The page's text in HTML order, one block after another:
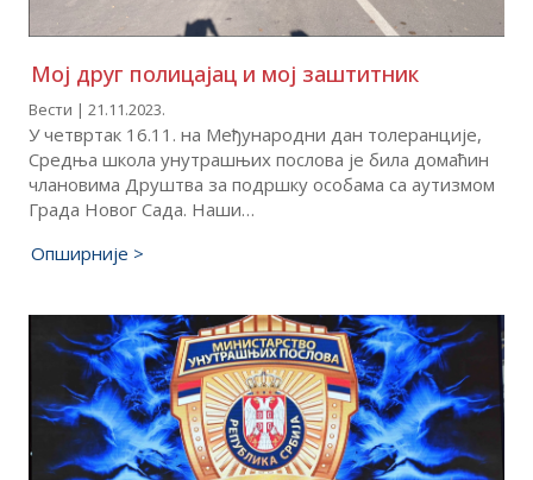
Мој друг полицајац и мој заштитник
Вести | 21.11.2023.
У четвртак 16.11. на Међународни дан толеранције,
Средња школа унутрашњих послова је била домаћин
члановима Друштва за подршку особама са аутизмом
Града Новог Сада. Наши…
Опширније >